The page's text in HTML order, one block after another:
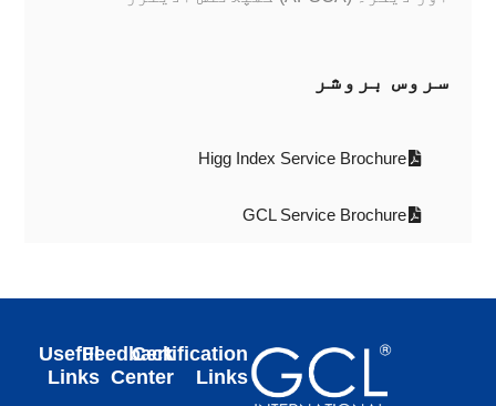
سروس بروشر
Higg Index Service Brochure
GCL Service Brochure
Certification
Links
Feedback
Center
Useful
Links